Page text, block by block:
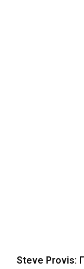
Steve Provis: